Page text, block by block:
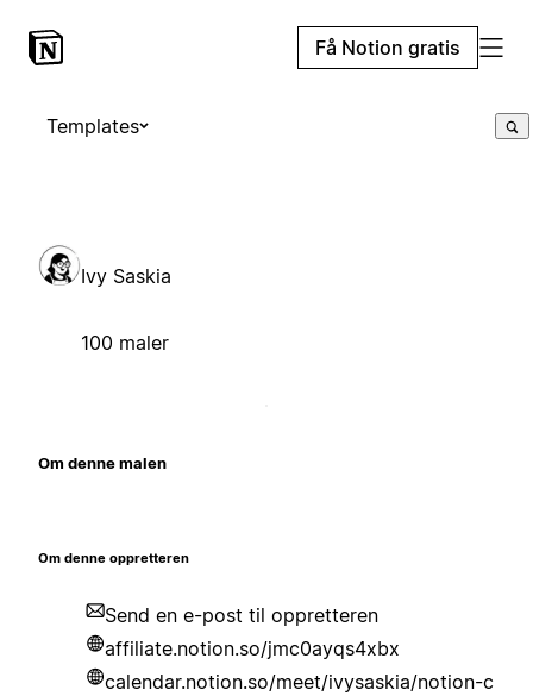
Få Notion gratis
Templates
Ivy Saskia
100 maler
Om denne malen
Om denne oppretteren
Send en e-post til oppretteren
affiliate.notion.so/jmc0ayqs4xbx
calendar.notion.so/meet/ivysaskia/notion-c